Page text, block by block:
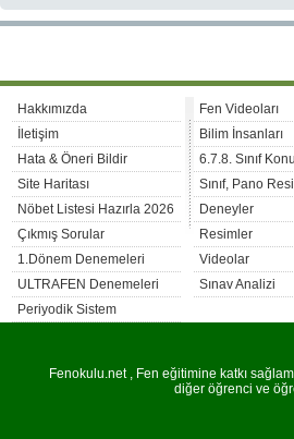
Hakkımızda
İletişim
Hata & Öneri Bildir
Site Haritası
Nöbet Listesi Hazırla 2026
Çıkmış Sorular
1.Dönem Denemeleri
ULTRAFEN Denemeleri
Periyodik Sistem
Fen Videoları
Bilim İnsanları
6.7.8. Sınıf
Sınıf, Pano
Deneyler
Resimler
Videolar
Sınav Analizi
Fenokulu.net , Fen eğitimine katkı
diğer öğrenci ve